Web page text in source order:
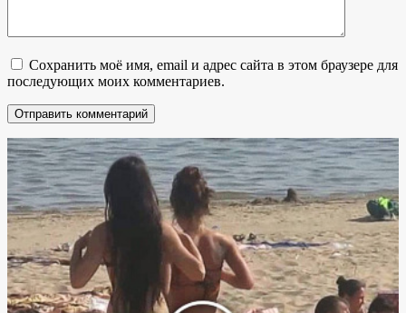
Сохранить моё имя, email и адрес сайта в этом браузере для
последующих моих комментариев.